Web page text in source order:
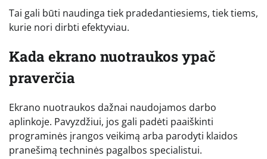
Tai gali būti naudinga tiek pradedantiesiems, tiek tiems,
kurie nori dirbti efektyviau.
Kada ekrano nuotraukos ypač
praverčia
Ekrano nuotraukos dažnai naudojamos darbo
aplinkoje. Pavyzdžiui, jos gali padėti paaiškinti
programinės įrangos veikimą arba parodyti klaidos
pranešimą techninės pagalbos specialistui.